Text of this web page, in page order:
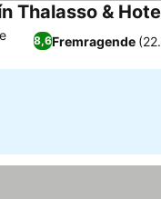
Thalasso &
8,6Fremragende